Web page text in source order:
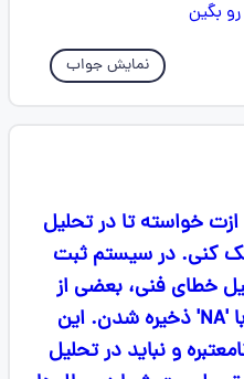
نمایش جواب
خواسته تا در تحلیل
کنی. در سیستم ثبت
خطای فنی، بعضی از
شماره‌ها به‌جای مقدار واقعی با 'NA' ذخیره شدن. این
و نباید در تحلیل